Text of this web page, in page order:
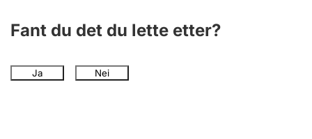
Fant du det du lette etter?
Ja Nei